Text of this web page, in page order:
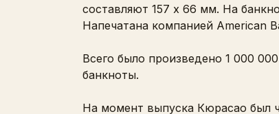
составляют 157 x 66 мм. На
Напечатана компанией American
Всего было произведено 1 000
банкноты.
На момент выпуска Кюрасао был